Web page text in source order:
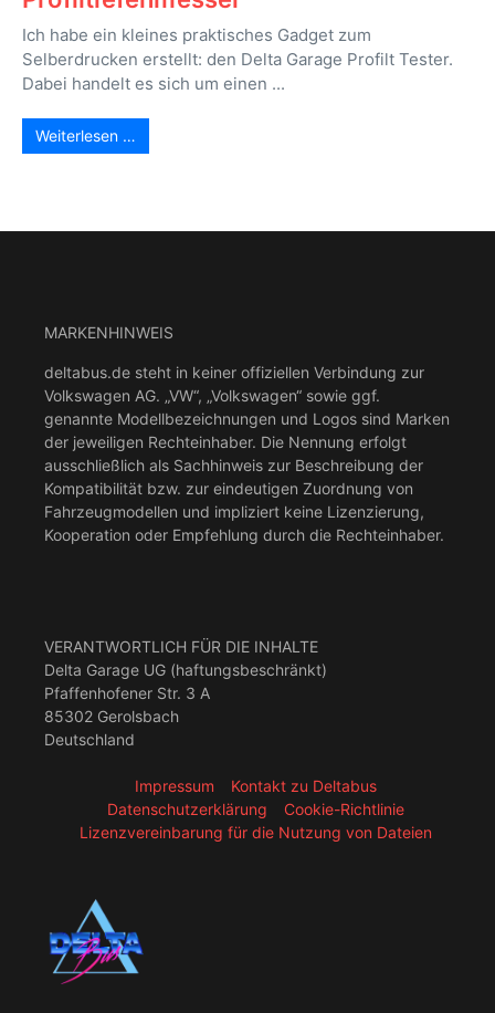
Ich habe ein kleines praktisches Gadget zum
Selberdrucken erstellt: den Delta Garage Profilt Tester.
Dabei handelt es sich um einen ...
Weiterlesen …
MARKENHINWEIS
deltabus.de steht in keiner offiziellen Verbindung zur
Volkswagen AG. „VW“, „Volkswagen“ sowie ggf.
genannte Modellbezeichnungen und Logos sind Marken
der jeweiligen Rechteinhaber. Die Nennung erfolgt
ausschließlich als Sachhinweis zur Beschreibung der
Kompatibilität bzw. zur eindeutigen Zuordnung von
Fahrzeugmodellen und impliziert keine Lizenzierung,
Kooperation oder Empfehlung durch die Rechteinhaber.
VERANTWORTLICH FÜR DIE INHALTE
Delta Garage UG (haftungsbeschränkt)
Pfaffenhofener Str. 3 A
85302 Gerolsbach
Deutschland
Impressum
Kontakt zu Deltabus
Datenschutzerklärung
Cookie-Richtlinie
Lizenzvereinbarung für die Nutzung von Dateien